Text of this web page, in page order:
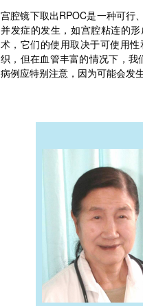
宫腔镜下取出RPOC是一种可行
并发症的发生，如宫腔粘连的
术，它们的使用取决于可使用
织，但在血管丰富的情况下，
病例应特别注意，因为可能会发